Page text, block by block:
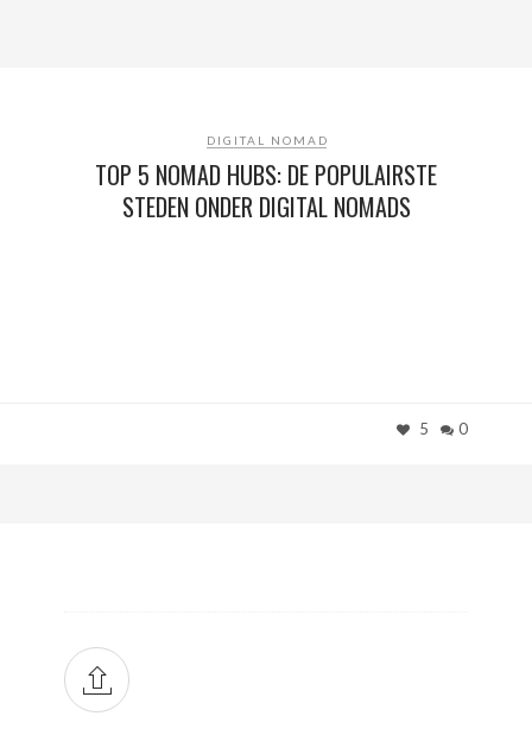
DIGITAL NOMAD
TOP 5 NOMAD HUBS: DE POPULAIRSTE
STEDEN ONDER DIGITAL NOMADS
5 0